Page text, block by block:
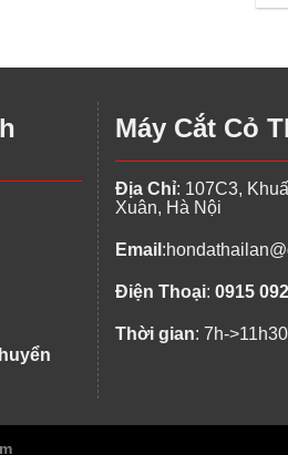
Máy Cắt Cỏ
Địa Chỉ: 107C3,
Xuân, Hà Nội
Email :
Điện Thoại: 0915
Thời gian: 7h-